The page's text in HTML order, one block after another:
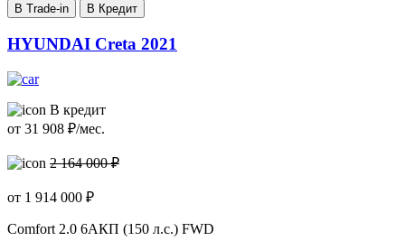
В Trade-in В Кредит
HYUNDAI Creta 2021
В кредит
от 31 908 ₽/мес.
2 164 000 ₽
от 1 914 000 ₽
Comfort 2.0 6AКП (150 л.с.) FWD